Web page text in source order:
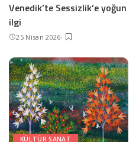
Venedik’te Sessizlik’e yoğun
ilgi
25 Nisan 2026
KÜLTÜR SANAT